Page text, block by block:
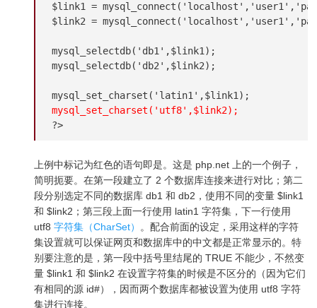
$link1 =
$link2 =
mysql_selectdb('db1',$link1);
mysql_selectdb('db2',$link2);
mysql_set_charset('utf8',$link2);
?>
上例中标记为红色的语句即是。这是 php.net 上的一个例子，
简明扼要。在第一段建立了 2 个数据库连接来进行对比；第二
段分别选定不同的数据库 db1 和 db2，使用不同的变量 $link1
和 $link2；第三段上面一行使用 latin1 字符集，下一行使用
utf8字符集（CharSet） 。配合前面的设定，采用这样的字符
集设置就可以保证网页和数据库中的中文都是正常显示的。特
别要注意的是，第一段中括号里结尾的 TRUE 不能少，不然变
量 $link1 和 $link2 在设置字符集的时候是不区分的（因为它们
有相同的源 id#），因而两个数据库都被设置为使用 utf8 字符
集进行连接。